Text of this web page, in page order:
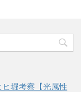
ヒ堀考察【光属性